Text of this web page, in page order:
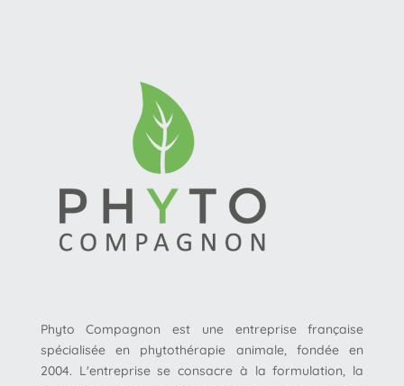
Phyto Compagnon est une entreprise française
spécialisée en phytothérapie animale, fondée en
2004. L'entreprise se consacre à la formulation, la